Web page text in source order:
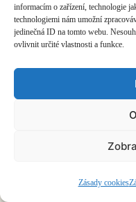
informacím o zařízení, technologie
technologiemi nám umožní
jedinečná ID na tomto webu.
ovlivnit určité vlastnosti a funkce.
Zásady cookies
ČASOPIS O JINÉ HUDBĚ
©2026 HISvoice –